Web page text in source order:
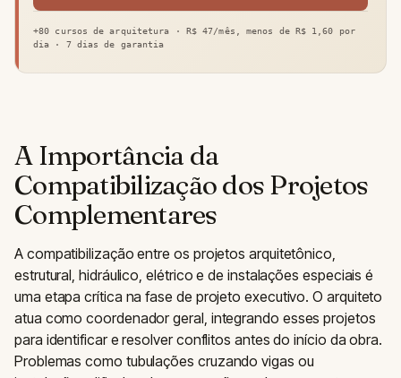
+80 cursos de arquitetura · R$ 47/mês, menos de R$ 1,60 por
dia · 7 dias de garantia
A Importância da
Compatibilização dos Projetos
Complementares
A compatibilização entre os projetos arquitetônico,
estrutural, hidráulico, elétrico e de instalações especiais é
uma etapa crítica na fase de projeto executivo. O arquiteto
atua como coordenador geral, integrando esses projetos
para identificar e resolver conflitos antes do início da obra.
Problemas como tubulações cruzando vigas ou